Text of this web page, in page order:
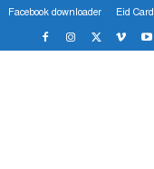
Facebook downloader Eid Card